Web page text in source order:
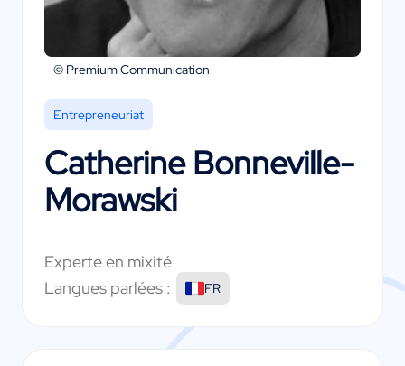
© Premium Communication
Entrepreneuriat
Catherine Bonneville-
Morawski
Experte en mixité
Langues parlées :
FR